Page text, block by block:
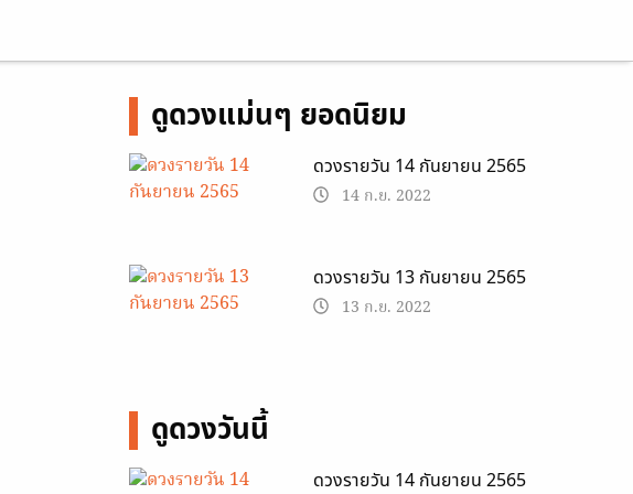
ดูดวงแม่นๆ ยอดนิยม
ดวงรายวัน 14 กันยายน 2565
14 ก.ย. 2022
ดวงรายวัน 13 กันยายน 2565
13 ก.ย. 2022
ดูดวงวันนี้
ดวงรายวัน 14 กันยายน 2565